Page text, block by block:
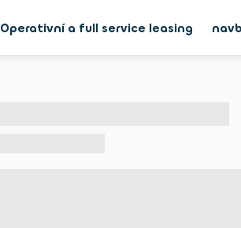
Operativní a full service leasing